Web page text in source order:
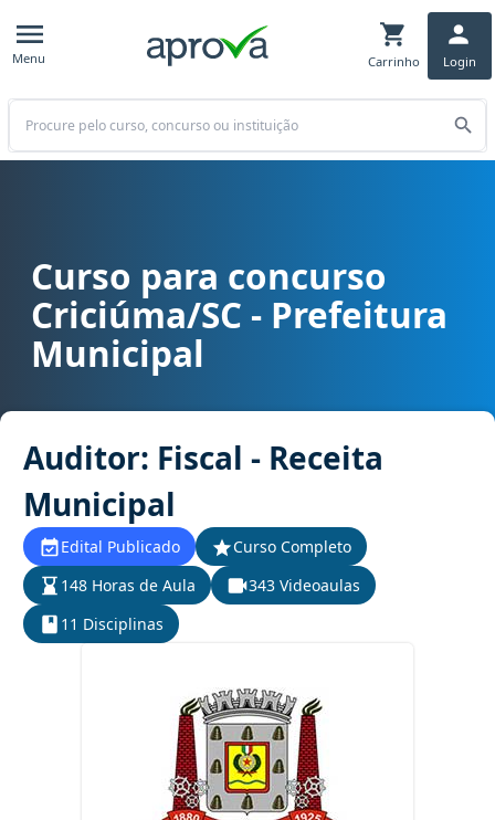
Menu Carrinho Login
Buscar
Curso para concurso Criciúma/SC - Prefeitura Municipal cargo
Curso para concurso
Criciúma/SC - Prefeitura
Municipal
Auditor: Fiscal - Receita
Municipal
Edital Publicado
Curso Completo
148 Horas de Aula
343 Videoaulas
11 Disciplinas